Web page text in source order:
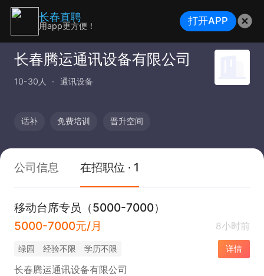
长春腾运通讯设备有限公司
10-30人 通讯设备
话补 免费培训 晋升空间
公司信息 在招职位 · 1
移动台席专员（5000-7000）
5000-7000元/月
8小时前
绿园 经验不限 学历不限 详情
长春腾运通讯设备有限公司
长春直聘
用app更方便！ 打开APP